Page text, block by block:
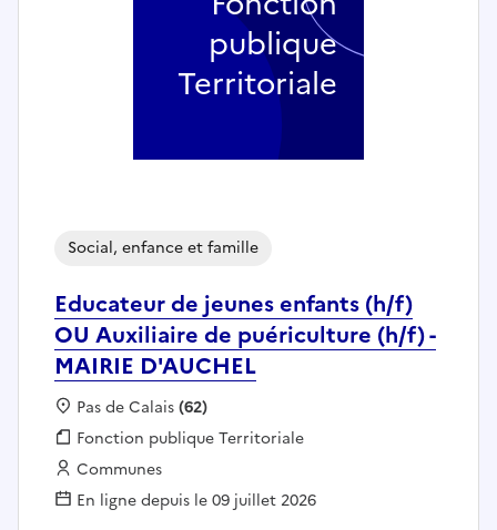
Educateur de jeunes enfants (h/f)
OU Auxiliaire de puériculture (h/f) -
MAIRIE D'AUCHEL
Social, enfance et famille
Localisation :
Pas de Calais(62)
Fonction publique :
Fonction publique Territoriale
Employeur :
Communes
En ligne depuis le 09 juillet 2026
publique
Territoriale